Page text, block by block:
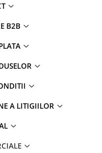
B2B
A LITIGIILOR